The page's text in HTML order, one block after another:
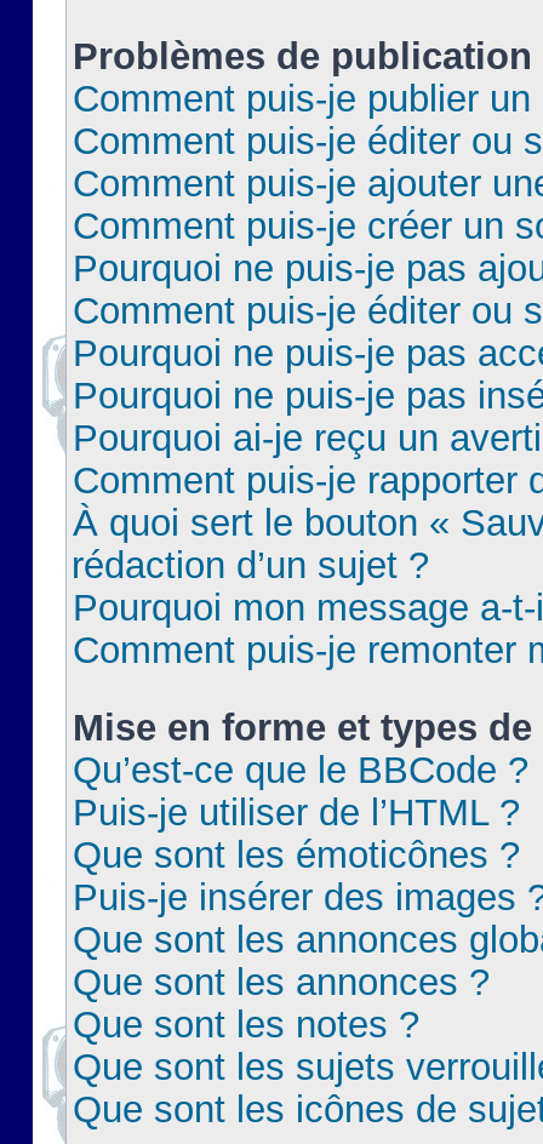
Problèmes de publication
Comment puis-je publier
Comment puis-je éditer ou
Comment puis-je ajouter
Comment puis-je créer un
Pourquoi ne puis-je pas
Comment puis-je éditer ou
Pourquoi ne puis-je pas
Pourquoi ne puis-je pas
Pourquoi ai-je reçu un
Comment puis-je rapporter
À quoi sert le bouton «
rédaction d’un sujet ?
Pourquoi mon message a-
Comment puis-je remonter
Mise en forme et types
Qu’est-ce que le BBCode ?
Puis-je utiliser de l’HTML ?
Que sont les émoticônes ?
Puis-je insérer des images
Que sont les annonces
Que sont les annonces ?
Que sont les notes ?
Que sont les sujets
Que sont les icônes de